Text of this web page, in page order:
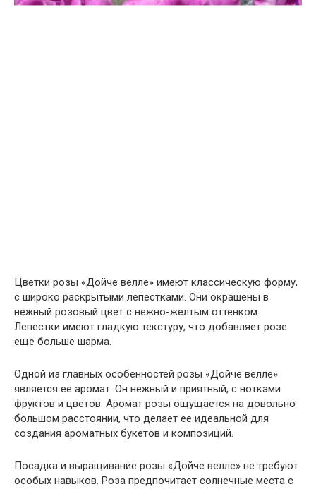
Цветки розы «Дойче велле» имеют классическую форму,
с широко раскрытыми лепестками. Они окрашены в
нежный розовый цвет с нежно-желтым оттенком.
Лепестки имеют гладкую текстуру, что добавляет розе
еще больше шарма.
Одной из главных особенностей розы «Дойче велле»
является ее аромат. Он нежный и приятный, с нотками
фруктов и цветов. Аромат розы ощущается на довольно
большом расстоянии, что делает ее идеальной для
создания ароматных букетов и композиций.
Посадка и выращивание розы «Дойче велле» не требуют
особых навыков. Роза предпочитает солнечные места с